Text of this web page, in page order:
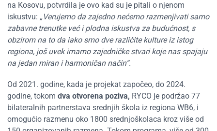
na Kosovu, potvrdila je ovo kad su je pitali o njenom
iskustvu: „Verujemo da zajedno nećemo razmenjivati ​​samo
zabavne trenutke već i plodna iskustva za budućnost, s
obzirom na to da iako smo dve različite kulture iz istog
regiona, još uvek imamo zajedničke stvari koje nas spajaju
na jedan miran i harmoničan način“.
Od 2021. godine, kada je projekat započeo, do 2024.
godine, tokom dva otvorena poziva, RYCO je podržao 77
bilateralnih partnerstava srednjih škola iz regiona WB6, i
omogućio razmenu oko 1800 srednjoškolaca kroz više od